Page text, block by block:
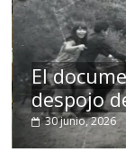
El
despojo
30 junio, 2026